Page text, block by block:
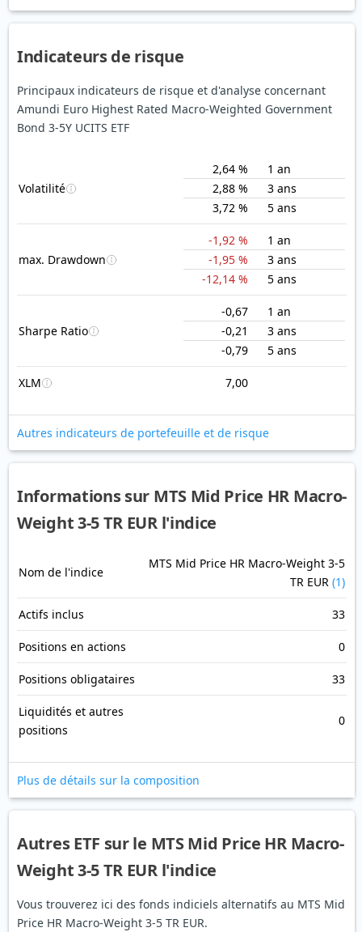
Indicateurs de risque
Principaux indicateurs de risque et d'analyse concernant
Amundi Euro Highest Rated Macro-Weighted Government
Bond 3-5Y UCITS ETF
Volatilité
2,64 %
1 an
2,88 %
3 ans
3,72 %
5 ans
max. Drawdown
-1,92 %
1 an
-1,95 %
3 ans
-12,14 %
5 ans
Sharpe Ratio
-0,67
1 an
-0,21
3 ans
-0,79
5 ans
XLM 7,00
Autres indicateurs de portefeuille et de risque
Informations sur MTS Mid Price HR Macro-
Weight 3-5 TR EUR l'indice
Nom de l'indice
MTS Mid Price HR Macro-Weight 3-5
TR EUR (1)
Actifs inclus 33
Positions en actions 0
Positions obligataires 33
Liquidités et autres
positions
0
Plus de détails sur la composition
Autres ETF sur le MTS Mid Price HR Macro-
Weight 3-5 TR EUR l'indice
Vous trouverez ici des fonds indiciels alternatifs au MTS Mid
Price HR Macro-Weight 3-5 TR EUR.